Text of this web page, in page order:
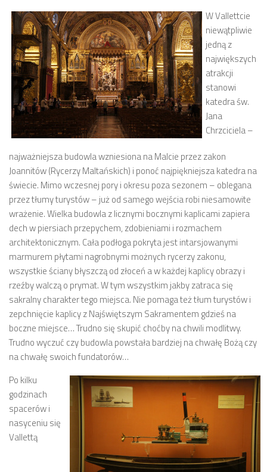
W Vallettcie
niewątpliwie
jedną z
największych
atrakcji
stanowi
katedra św.
Jana
Chrzciciela –
najważniejsza budowla wzniesiona na Malcie przez zakon
Joannitów (Rycerzy Maltańskich) i ponoć najpiękniejsza katedra na
świecie. Mimo wczesnej pory i okresu poza sezonem – oblegana
przez tłumy turystów – już od samego wejścia robi niesamowite
wrażenie. Wielka budowla z licznymi bocznymi kaplicami zapiera
dech w piersiach przepychem, zdobieniami i rozmachem
architektonicznym. Cała podłoga pokryta jest intarsjowanymi
marmurem płytami nagrobnymi możnych rycerzy zakonu,
wszystkie ściany błyszczą od złoceń a w każdej kaplicy obrazy i
rzeźby walczą o prymat. W tym wszystkim jakby zatraca się
sakralny charakter tego miejsca. Nie pomaga też tłum turystów i
zepchnięcie kaplicy z Najświętszym Sakramentem gdzieś na
boczne miejsce… Trudno się skupić choćby na chwili modlitwy.
Trudno wyczuć czy budowla powstała bardziej na chwałę Bożą czy
na chwałę swoich fundatorów…
Po kilku
godzinach
spacerów i
nasyceniu się
Vallettą